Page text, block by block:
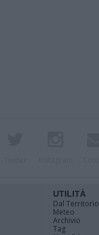
UTILITÀ
Dal Territorio
Meteo
Archivio
Tag